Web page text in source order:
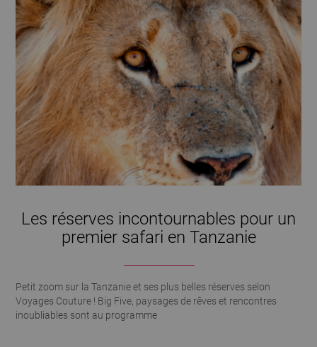
Les réserves incontournables pour un
premier safari en Tanzanie
Petit zoom sur la Tanzanie et ses plus belles réserves selon
Voyages Couture ! Big Five, paysages de rêves et rencontres
inoubliables sont au programme